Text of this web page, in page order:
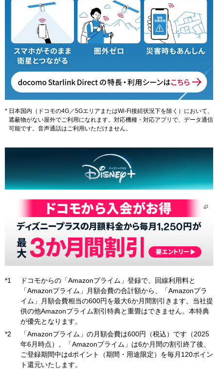
日本国内（ドコモの4G／5GエリアまたはWi-Fi接続状況下を除く）において、
遮蔽物がない屋外でご利用になれます。対応機種・対応アプリで、データ通信
可能です。音声通話はご利用いただけません。
ドコモからの「Amazonプライム」登録で、回線利用料と
「Amazonプライム」月額会費の合計額から、「Amazonプラ
イム」月額会費相当の600円を最大6か月間割引きます。当社提
供の他Amazonプライム割引特典と重畳はできません。本特典
が優先となります。
「Amazonプライム」の月額会費は600円（税込）です（2025
年6月時点）。「Amazonプライム」は6か月間の割引終了後、
ご登録期間中はdポイント（期間・用途限定）を毎月120ポイン
ト還元いたします。